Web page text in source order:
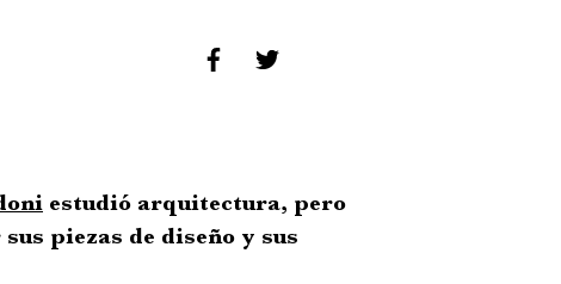
estudió arquitectura, pero
piezas de diseño y sus